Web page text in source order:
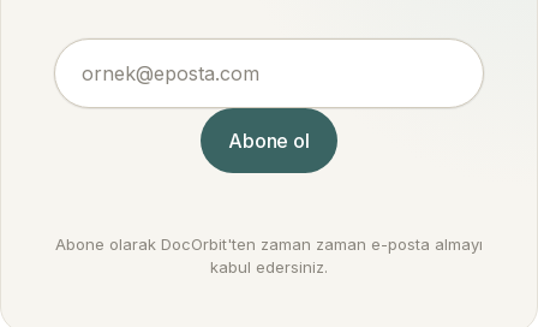
Abone ol
Abone olarak DocOrbit'ten zaman zaman e-posta almayı
kabul edersiniz.